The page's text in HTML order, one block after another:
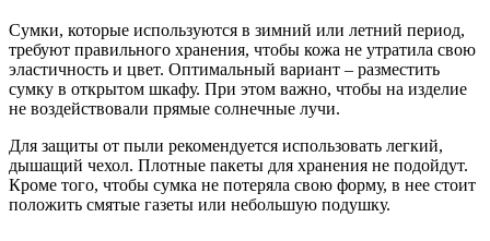
Сумки, которые используются в зимний или летний период,
требуют правильного хранения, чтобы кожа не утратила свою
эластичность и цвет. Оптимальный вариант – разместить
сумку в открытом шкафу. При этом важно, чтобы на изделие
не воздействовали прямые солнечные лучи.
Для защиты от пыли рекомендуется использовать легкий,
дышащий чехол. Плотные пакеты для хранения не подойдут.
Кроме того, чтобы сумка не потеряла свою форму, в нее стоит
положить смятые газеты или небольшую подушку.